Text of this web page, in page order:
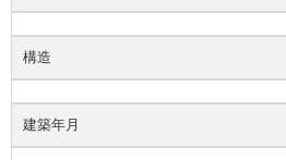
構造
建築年月